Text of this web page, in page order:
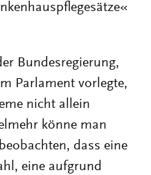
Bundesregierung,
Parlament vorlegte,
nicht allein
könne man
dass eine
eine aufgrund